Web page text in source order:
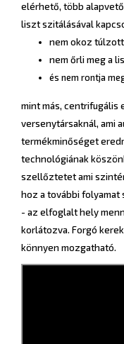
elérhető, több
liszt szitálásával
nem okoz
nem őrli meg a
és nem rontja
mint más, centrifugális
versenytársaknál, ami
termékminőséget
technológiának
szellőztetet ami
hoz a további folyamat
- az elfoglalt hely
korlátozva. Forgó
könnyen mozgatható.